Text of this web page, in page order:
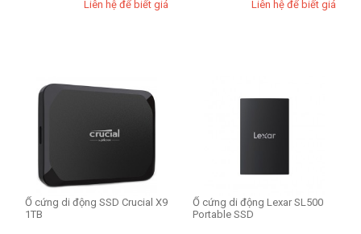
Liên hệ để biết giá Liên hệ để biết giá
Ổ cứng di động SSD Crucial X9
1TB
Ổ cứng di động Lexar SL500
Portable SSD